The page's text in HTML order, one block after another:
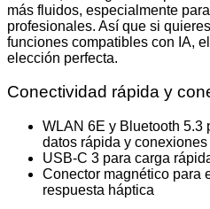
más fluidos, especialmente
profesionales. Así que si
funciones compatibles con IA,
elección perfecta.
Conectividad rápida y
WLAN 6E y Bluetooth 5.3
datos rápida y
USB-C 3 para carga
Conector magnético para
respuesta háptica